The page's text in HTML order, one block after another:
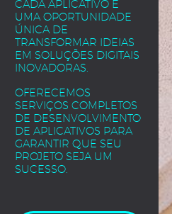
CADA APLICATIVO É
UMA OPORTUNIDADE
ÚNICA DE
TRANSFORMAR IDEIAS
EM SOLUÇÕES DIGITAIS
INOVADORAS.
OFERECEMOS
SERVIÇOS COMPLETOS
DE DESENVOLVIMENTO
DE APLICATIVOS PARA
GARANTIR QUE SEU
PROJETO SEJA UM
SUCESSO.